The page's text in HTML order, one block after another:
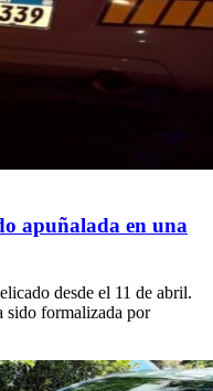
apuñalada en una
desde el 11 de abril.
sido formalizada por